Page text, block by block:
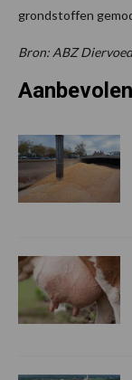
grondstoffen
Bron: ABZ